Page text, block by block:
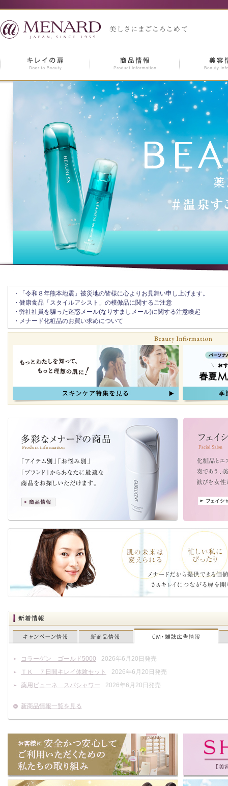
・「令和８年熊本地震」被災地の皆様に心よりお見舞い申し上げます。
・健康食品「スタイルアシスト」の模倣品に関するご注意
・弊社社員を騙った迷惑メール(なりすましメール)に関する注意喚起
・メナード化粧品のお買い求めについて
「スキンケア」
公開日： 2026年7月20日
「フェアルーセント」
公開日： 2026年3月18日
「企業」
公開日： 2025年8月31日
CM・雑誌広告情報一覧を見る